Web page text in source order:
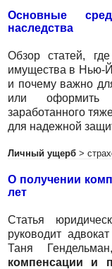
Основные
наследства
Обзор статей,
имущества в Нью-
и почему важно
или
заработанного
для надежной
Личный ущерб >
О получении
лет
Статья
руководит
Таня
компенсации и